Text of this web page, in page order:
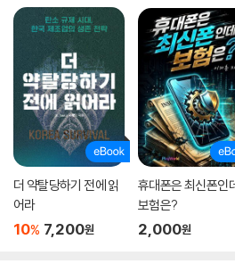
--------------------------------------
[셋째마당] 실천! 주식계좌 쪼개기 ③ 한국주
--------------------------------------
42 한국 시가총액 1위 기업 투자-삼성전자
네이버에서 국내 시가총액 1위 기업 확인하
미국 반도체 주가에 비해 저평가된 삼성전자
43 한국 시가총액 상위 기업 투자-TIGER
미국과 한국은 6:4로 투자한다는 원칙!
시가총액 상위 대기업에만 투자한다는 원칙
더 약탈당하기 전에 읽
어라
10% 7,200원
휴대폰은 최신폰인
보험은?
2,000원